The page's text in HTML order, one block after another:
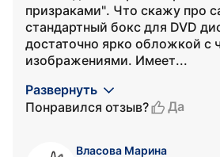
призраками". Что скажу про
стандартный бокс для DVD
достаточно ярко обложкой с
изображениями. Имеет...
Развернуть
Понравился отзыв?
Да
Власова Марина